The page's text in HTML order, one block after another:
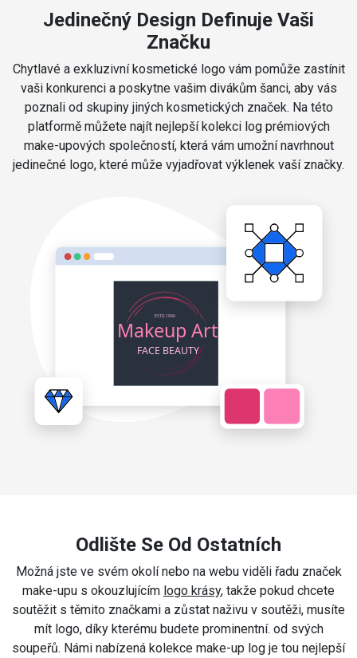
Jedinečný Design Definuje Vaši
Značku
Chytlavé a exkluzivní kosmetické logo vám pomůže zastínit
vaši konkurenci a poskytne vašim divákům šanci, aby vás
poznali od skupiny jiných kosmetických značek. Na této
platformě můžete najít nejlepší kolekci log prémiových
make-upových společností, která vám umožní navrhnout
jedinečné logo, které může vyjadřovat výklenek vaší značky.
Odlište Se Od Ostatních
Možná jste ve svém okolí nebo na webu viděli řadu značek
make-upu s okouzlujícím logo krásy, takže pokud chcete
soutěžit s těmito značkami a zůstat naživu v soutěži, musíte
mít logo, díky kterému budete prominentní. od svých
soupeřů. Námi nabízená kolekce make-up log je tou nejlepší